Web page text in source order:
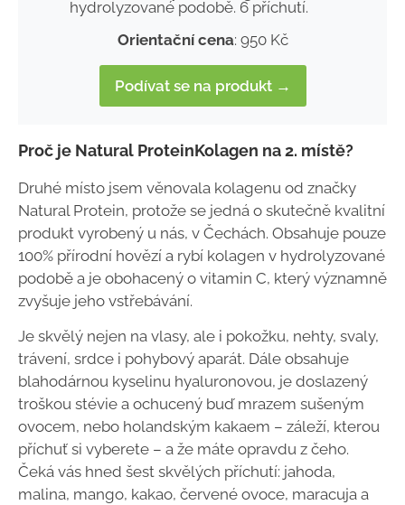
hydrolyzované podobě. 6 příchutí.
Orientační cena: 950 Kč
Podívat se na produkt →
Proč je Natural ProteinKolagen na 2. místě?
Druhé místo jsem věnovala kolagenu od značky
Natural Protein, protože se jedná o skutečně kvalitní
produkt vyrobený u nás, v Čechách. Obsahuje pouze
100% přírodní hovězí a rybí kolagen v hydrolyzované
podobě a je obohacený o vitamin C, který významně
zvyšuje jeho vstřebávání.
Je skvělý nejen na vlasy, ale i pokožku, nehty, svaly,
trávení, srdce i pohybový aparát. Dále obsahuje
blahodárnou kyselinu hyaluronovou, je doslazený
troškou stévie a ochucený buď mrazem sušeným
ovocem, nebo holandským kakaem – záleží, kterou
příchuť si vyberete – a že máte opravdu z čeho.
Čeká vás hned šest skvělých příchutí: jahoda,
malina, mango, kakao, červené ovoce, maracuja a